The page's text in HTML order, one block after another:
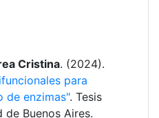
Cristina. (2024).
para
de enzimas". Tesis
Buenos Aires.